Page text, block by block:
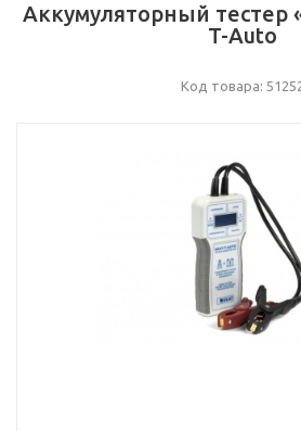
Аккумуляторный тестер
T-Auto
Код товара: